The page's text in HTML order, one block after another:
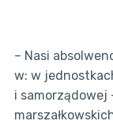
– Nasi
w: w
i samorządowej